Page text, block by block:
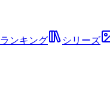
ランキング
シリーズ